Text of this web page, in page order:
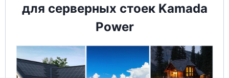
для серверных стоек Kamada
Power